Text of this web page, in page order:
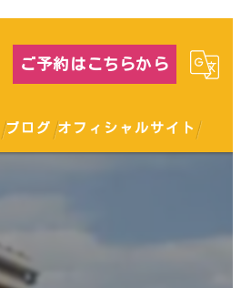
ご予約はこちらから
ブログ オフィシャルサイト